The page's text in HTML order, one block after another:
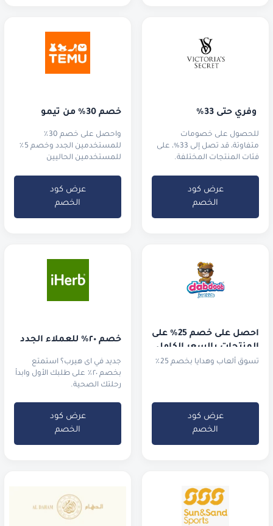
للحصول على خصومات
متفاوتة، قد تصل إلى 33%، على
فئات المنتجات المختلفة.
عرض كود
الخصم
خصم 30٪ من تيمو
واحصل على خصم 30٪
للمستخدمين الجدد وخصم 5٪
للمستخدمين الحاليين
عرض كود
الخصم
احصل على خصم 25٪ على
المنتجات بالسعر الكامل
وخصم 2٪ على المنتجات
البروتينات والفيتامينات
والمعادن.
تسوق ألعاب وهدايا بخصم 25٪
عرض كود
الخصم
خصم ٢٠٪ للعملاء الجدد
جديد في اى هيرب؟ استمتع
بخصم ٢٠٪ على طلبك الأول وابدأ
رحلتك الصحية.
عرض كود
الخصم